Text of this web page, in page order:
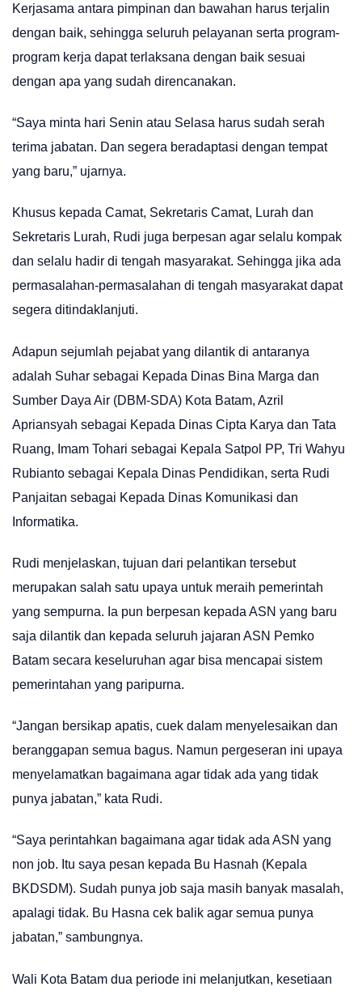
Kerjasama antara pimpinan dan bawahan harus terjalin
dengan baik, sehingga seluruh pelayanan serta program-
program kerja dapat terlaksana dengan baik sesuai
dengan apa yang sudah direncanakan.
“Saya minta hari Senin atau Selasa harus sudah serah
terima jabatan. Dan segera beradaptasi dengan tempat
yang baru,” ujarnya.
Khusus kepada Camat, Sekretaris Camat, Lurah dan
Sekretaris Lurah, Rudi juga berpesan agar selalu kompak
dan selalu hadir di tengah masyarakat. Sehingga jika ada
permasalahan-permasalahan di tengah masyarakat dapat
segera ditindaklanjuti.
Adapun sejumlah pejabat yang dilantik di antaranya
adalah Suhar sebagai Kepada Dinas Bina Marga dan
Sumber Daya Air (DBM-SDA) Kota Batam, Azril
Apriansyah sebagai Kepada Dinas Cipta Karya dan Tata
Ruang, Imam Tohari sebagai Kepala Satpol PP, Tri Wahyu
Rubianto sebagai Kepala Dinas Pendidikan, serta Rudi
Panjaitan sebagai Kepada Dinas Komunikasi dan
Informatika.
Rudi menjelaskan, tujuan dari pelantikan tersebut
merupakan salah satu upaya untuk meraih pemerintah
yang sempurna. Ia pun berpesan kepada ASN yang baru
saja dilantik dan kepada seluruh jajaran ASN Pemko
Batam secara keseluruhan agar bisa mencapai sistem
pemerintahan yang paripurna.
“Jangan bersikap apatis, cuek dalam menyelesaikan dan
beranggapan semua bagus. Namun pergeseran ini upaya
menyelamatkan bagaimana agar tidak ada yang tidak
punya jabatan,” kata Rudi.
“Saya perintahkan bagaimana agar tidak ada ASN yang
non job. Itu saya pesan kepada Bu Hasnah (Kepala
BKDSDM). Sudah punya job saja masih banyak masalah,
apalagi tidak. Bu Hasna cek balik agar semua punya
jabatan,” sambungnya.
Wali Kota Batam dua periode ini melanjutkan, kesetiaan